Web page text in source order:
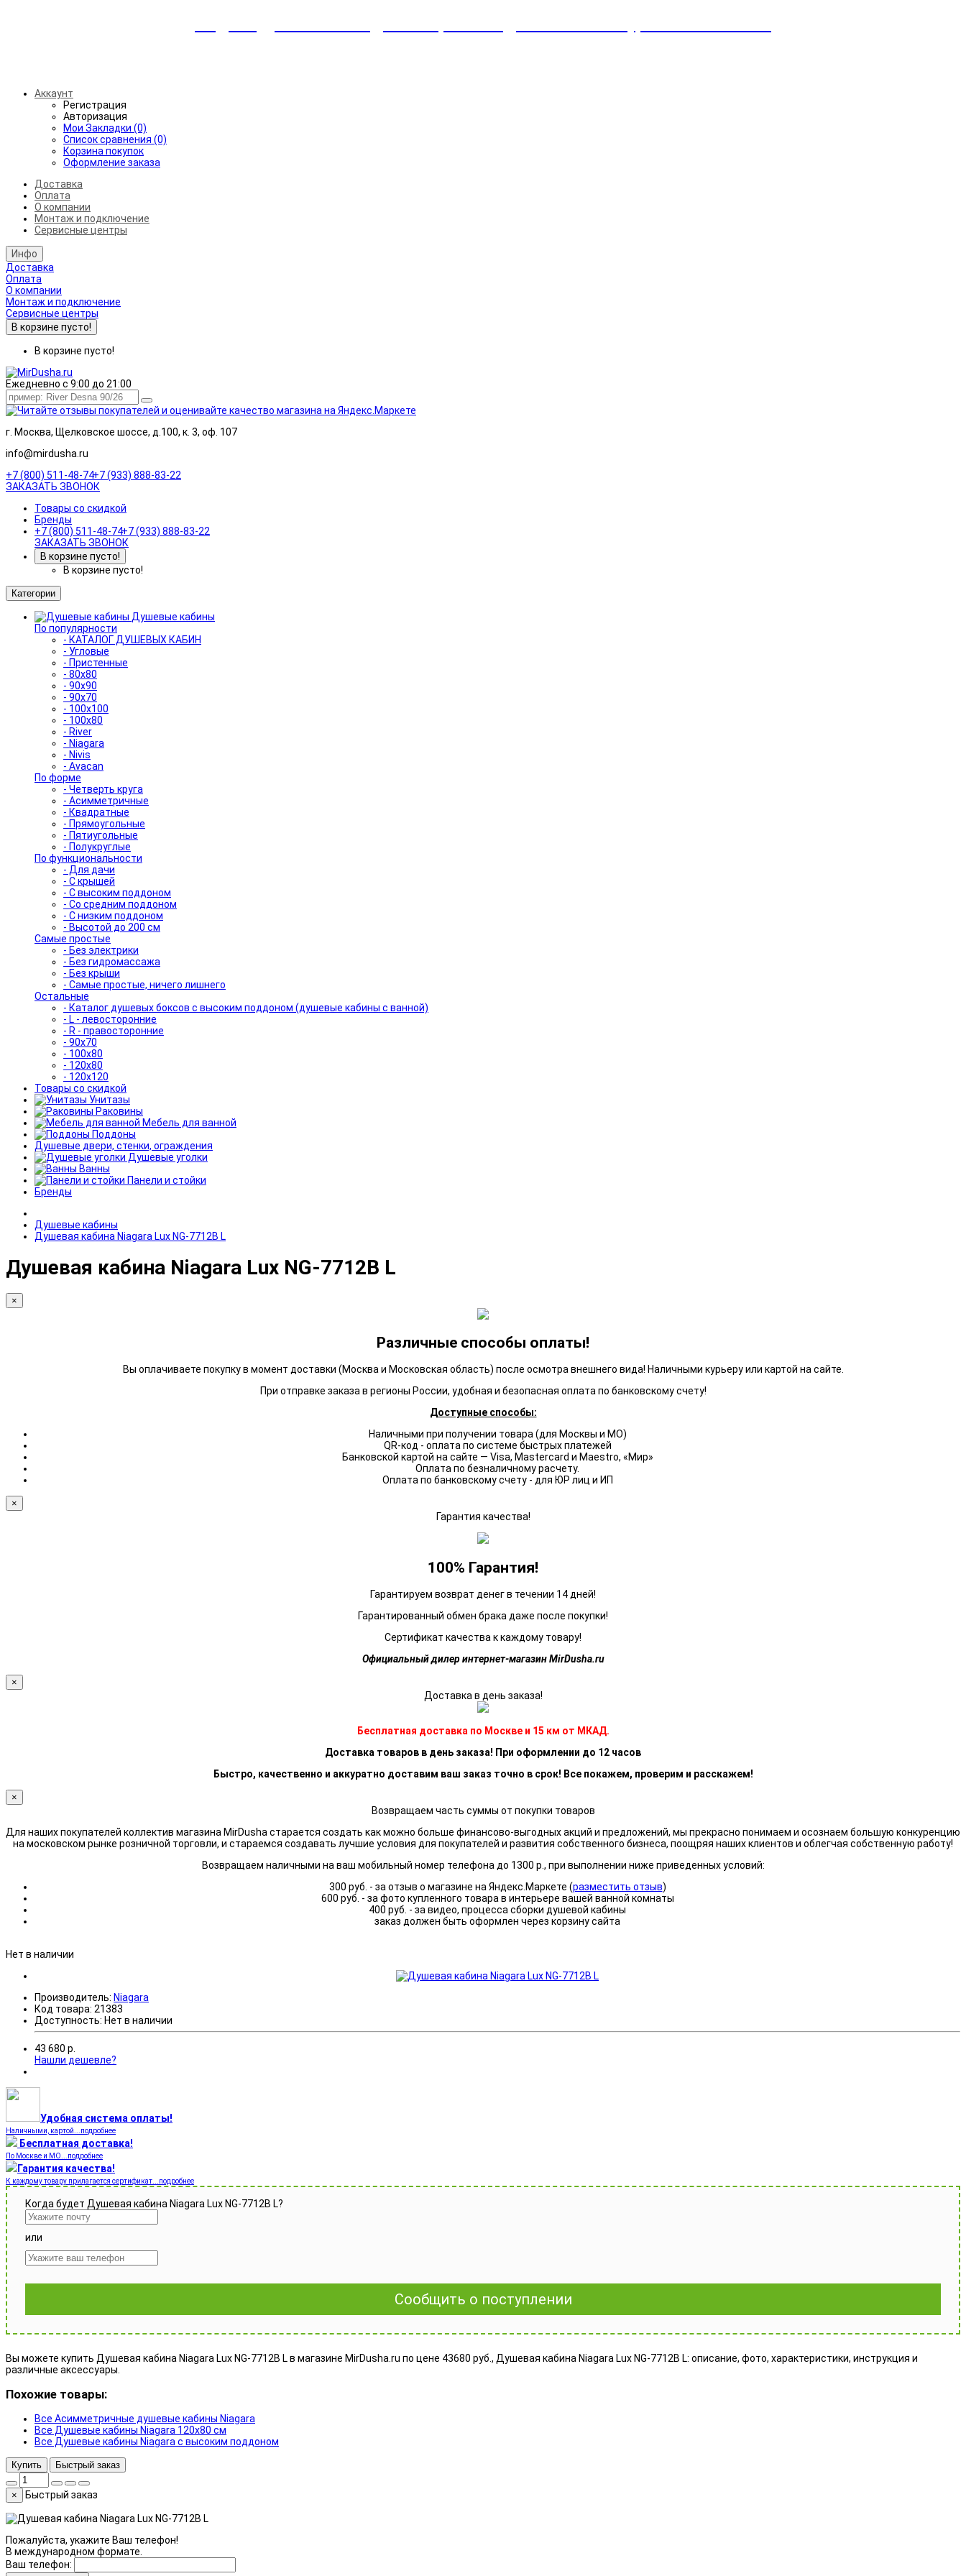
Аккаунт
Регистрация
Авторизация
Мои Закладки (0)
Список сравнения (0)
Корзина покупок
Оформление заказа
Доставка
Оплата
О компании
Монтаж и подключение
Сервисные центры
Инфо
Доставка
Оплата
О компании
Монтаж и подключение
Сервисные центры
В корзине пусто!
В корзине пусто!
Ежедневно с 9:00 до 21:00
г. Москва, Щелковское шоссе, д.100, к. 3, оф. 107
info@mirdusha.ru
+7 (800) 511-48-74+7 (933) 888-83-22
ЗАКАЗАТЬ ЗВОНОК
Товары со скидкой
Бренды
+7 (800) 511-48-74+7 (933) 888-83-22
ЗАКАЗАТЬ ЗВОНОК
В корзине пусто!
В корзине пусто!
Категории
Душевые кабины
По популярности
- КАТАЛОГ ДУШЕВЫХ КАБИН
- Угловые
- Пристенные
- 80x80
- 90x90
- 90x70
- 100x100
- 100x80
- River
- Niagara
- Nivis
- Avacan
По форме
- Четверть круга
- Асимметричные
- Квадратные
- Прямоугольные
- Пятиугольные
- Полукруглые
По функциональности
- Для дачи
- С крышей
- С высоким поддоном
- Со средним поддоном
- С низким поддоном
- Высотой до 200 см
Самые простые
- Без электрики
- Без гидромассажа
- Без крыши
- Самые простые, ничего лишнего
Остальные
- Каталог душевых боксов с высоким поддоном (душевые кабины с ванной)
- L - левосторонние
- R - правосторонние
- 90x70
- 100x80
- 120x80
- 120x120
Товары со скидкой
Унитазы
Раковины
Мебель для ванной
Поддоны
Душевые двери, стенки, ограждения
Душевые уголки
Ванны
Панели и стойки
Бренды
Душевые кабины
Душевая кабина Niagara Lux NG-7712B L
Душевая кабина Niagara Lux NG-7712B L
×
Различные способы оплаты!
Вы оплачиваете покупку в момент доставки (Москва и Московская область) после осмотра внешнего вида! Наличными курьеру или картой на сайте.
При отправке заказа в регионы России, удобная и безопасная оплата по банковскому счету!
Доступные способы:
Наличными при получении товара (для Москвы и МО)
QR-код - оплата по системе быстрых платежей
Банковской картой на сайте — Visa, Mastercard и Maestro, «Мир»
Оплата по безналичному расчету.
Оплата по банковскому счету - для ЮР лиц и ИП
×
Гарантия качества!
100% Гарантия!
Гарантируем возврат денег в течении 14 дней!
Гарантированный обмен брака даже после покупки!
Сертификат качества к каждому товару!
Официальный дилер интернет-магазин MirDusha.ru
×
Доставка в день заказа!
Бесплатная доставка по Москве и 15 км от МКАД.
Доставка товаров в день заказа! При оформлении до 12 часов
Быстро, качественно и аккуратно доставим ваш заказ точно в срок! Все покажем, проверим и расскажем!
×
Возвращаем часть суммы от покупки товаров
Для наших покупателей коллектив магазина MirDusha старается создать как можно больше финансово-выгодных акций и предложений, мы прекрасно понимаем и осознаем большую конкуренцию
на московском рынке розничной торговли, и стараемся создавать лучшие условия для покупателей и развития собственного бизнеса, поощряя наших клиентов и облегчая собственную работу!
Возвращаем наличными на ваш мобильный номер телефона до 1300 р., при выполнении ниже приведенных условий:
300 руб. - за отзыв о магазине на Яндекс.Маркете (разместить отзыв)
600 руб. - за фото купленного товара в интерьере вашей ванной комнаты
400 руб. - за видео, процесса сборки душевой кабины
заказ должен быть оформлен через корзину сайта
Нет в наличии
Производитель: Niagara
Код товара: 21383
Доступность: Нет в наличии
43 680 р.
Нашли дешевле?
Удобная система оплаты!
Наличными, картой...подробнее
Бесплатная доставка!
По Москве и МО...подробнее
Гарантия качества!
К каждому товару прилагается сертификат...подробнее
Когда будет Душевая кабина Niagara Lux NG-7712B L?
или
Сообщить о поступлении
Вы можете купить Душевая кабина Niagara Lux NG-7712B L в магазине MirDusha.ru по цене 43680 руб., Душевая кабина Niagara Lux NG-7712B L: описание, фото, характеристики, инструкция и
различные аксессуары.
Похожие товары:
Все Асимметричные душевые кабины Niagara
Все Душевые кабины Niagara 120x80 см
Все Душевые кабины Niagara с высоким поддоном
Купить Быстрый заказ
× Быстрый заказ
Пожалуйста, укажите Ваш телефон!
В международном формате.
Ваш телефон: